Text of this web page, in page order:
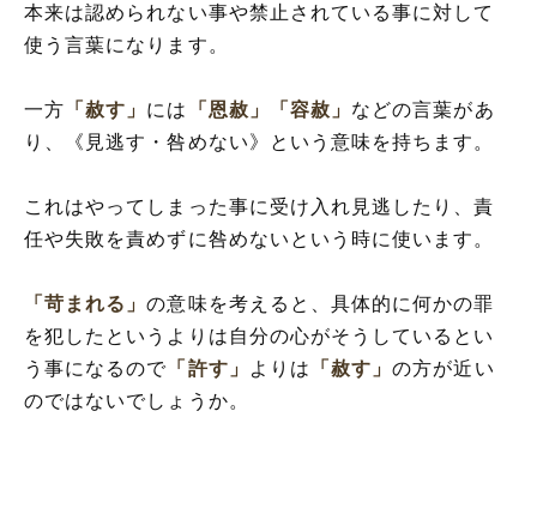
本来は認められない事や禁止されている事に対して
使う言葉になります。
一方 「赦す」 には 「恩赦」 「容赦」 などの言葉があ
り、《見逃す・咎めない》という意味を持ちます。
これはやってしまった事に受け入れ見逃したり、責
任や失敗を責めずに咎めないという時に使います。
「苛まれる」の意味を考えると、具体的に何かの罪
を犯したというよりは自分の心がそうしているとい
う事になるので 「許す」 よりは 「赦す」の方が近い
のではないでしょうか。